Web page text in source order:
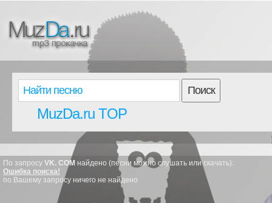
Поиск
MuzDa.ru TOP
По запросу VK. COM найдено (песни можно слушать или скачать):
Ошибка поиска!
по Вашему запросу ничего не найдено